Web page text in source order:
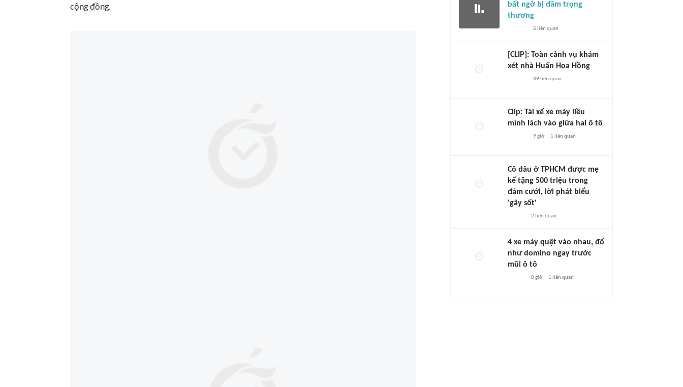
cộng đồng.
bất ngờ bị đâm trọng
thương
5 liên quan
[CLIP]: Toàn cảnh vụ khám
xét nhà Huấn Hoa Hồng
39 liên quan
Clip: Tài xế xe máy liều
mình lách vào giữa hai ô tô
9 giờ 1 liên quan
Cô dâu ở TPHCM được mẹ
kế tặng 500 triệu trong
đám cưới, lời phát biểu
'gây sốt'
2 liên quan
4 xe máy quệt vào nhau, đổ
như domino ngay trước
mũi ô tô
8 giờ 1 liên quan